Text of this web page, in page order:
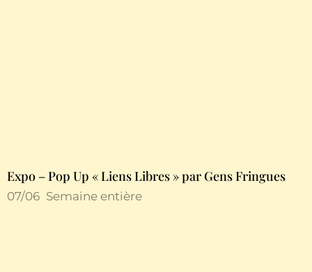
Expo – Pop Up « Liens Libres » par Gens Fringues
07/06 Semaine entière